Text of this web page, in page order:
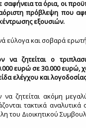
σαφήνεια τα όρια, οι
αόριστη πρόβλεψη που
εξουσιών.
εύλογα και σοβαρά
να ζητείται ο
ευρώ σε 30.000 ευρώ,
ελέγχου και
να ζητείται ακόμη
τακτικά αναλυτικά
του Διοικητικού